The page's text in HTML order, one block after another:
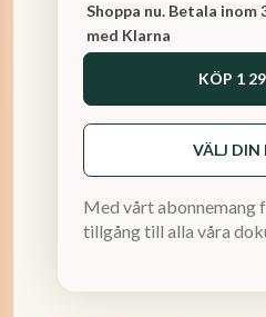
Shoppa nu. Betala inom
med Klarna
KÖP 1
VÄLJ DIN
Med vårt abonnemang
tillgång till alla våra